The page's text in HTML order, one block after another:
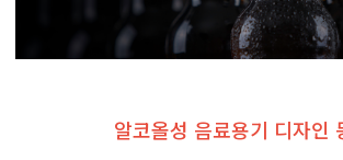
알코올성 음료용기 디자인